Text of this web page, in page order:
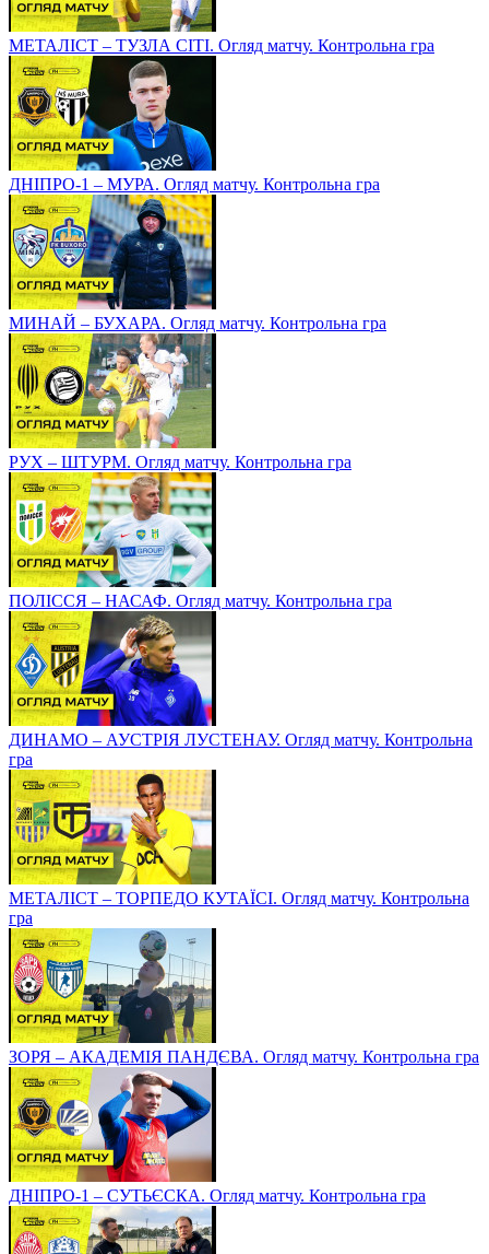
МЕТАЛІСТ – ТУЗЛА СІТІ. Огляд матчу. Контрольна гра
ДНІПРО-1 – МУРА. Огляд матчу. Контрольна гра
МИНАЙ – БУХАРА. Огляд матчу. Контрольна гра
РУХ – ШТУРМ. Огляд матчу. Контрольна гра
ПОЛІССЯ – НАСАФ. Огляд матчу. Контрольна гра
ДИНАМО – АУСТРІЯ ЛУСТЕНАУ. Огляд матчу. Контрольна
гра
МЕТАЛІСТ – ТОРПЕДО КУТАЇСІ. Огляд матчу. Контрольна
гра
ЗОРЯ – АКАДЕМІЯ ПАНДЄВА. Огляд матчу. Контрольна гра
ДНІПРО-1 – СУТЬЄСКА. Огляд матчу. Контрольна гра